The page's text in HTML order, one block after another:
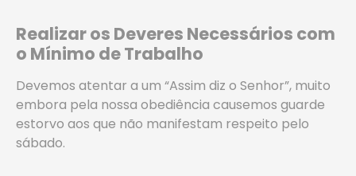
Realizar os Deveres Necessários com
o Mínimo de Trabalho
Devemos atentar a um “Assim diz o Senhor”, muito
embora pela nossa obediência causemos guarde
estorvo aos que não manifestam respeito pelo
sábado.